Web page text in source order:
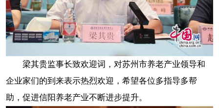
梁其贵监事长致欢迎词，对苏州市养老产业领导和
企业家们的到来表示热烈欢迎，希望各位多指导多帮
助，促进信阳养老产业不断进步提升。